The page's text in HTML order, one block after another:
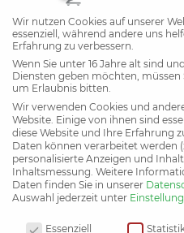
Pfingstgrabenstraße 1,
info@berufsbekleidung-
www.berufsbekleidung-
03464/579422
03464/579423
Mo-Fr. 09.00 - 18.00 Uhr
Sa. 09.00 - 12.00 Uhr
Sa. 09.00 - 12.00 Uhr
Wir nutzen Cookies auf unserer
essenziell, während andere uns
Erfahrung zu verbessern.
Wenn Sie unter 16 Jahre alt sind
Diensten geben möchten,
um Erlaubnis bitten.
Wir verwenden Cookies und
Website. Einige von ihnen sind
diese Website und Ihre Erfahrung
Daten können verarbeitet werden
personalisierte Anzeigen und
Inhaltsmessung. Weitere
Daten finden Sie in unserer
Auswahl jederzeit unter
Essenziell